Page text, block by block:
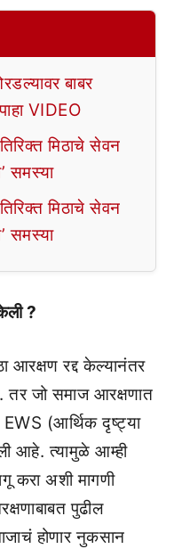
बाबर
VIDEO
मिठाचे सेवन
समस्या
मिठाचे सेवन
समस्या
?
आरक्षण रद्द केल्यानंतर
तर जो समाज आरक्षणात
(आर्थिक दृष्ट्या
आहे. त्यामुळे आम्ही
करा अशी मागणी
पुढील
होणार नुकसान